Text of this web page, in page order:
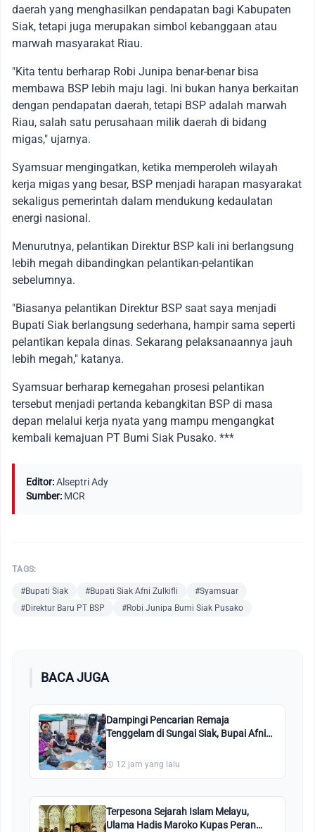
daerah yang menghasilkan pendapatan bagi Kabupaten
Siak, tetapi juga merupakan simbol kebanggaan atau
marwah masyarakat Riau.
"Kita tentu berharap Robi Junipa benar-benar bisa
membawa BSP lebih maju lagi. Ini bukan hanya berkaitan
dengan pendapatan daerah, tetapi BSP adalah marwah
Riau, salah satu perusahaan milik daerah di bidang
migas," ujarnya.
Syamsuar mengingatkan, ketika memperoleh wilayah
kerja migas yang besar, BSP menjadi harapan masyarakat
sekaligus pemerintah dalam mendukung kedaulatan
energi nasional.
Menurutnya, pelantikan Direktur BSP kali ini berlangsung
lebih megah dibandingkan pelantikan-pelantikan
sebelumnya.
"Biasanya pelantikan Direktur BSP saat saya menjadi
Bupati Siak berlangsung sederhana, hampir sama seperti
pelantikan kepala dinas. Sekarang pelaksanaannya jauh
lebih megah," katanya.
Syamsuar berharap kemegahan prosesi pelantikan
tersebut menjadi pertanda kebangkitan BSP di masa
depan melalui kerja nyata yang mampu mengangkat
kembali kemajuan PT Bumi Siak Pusako. ***
Editor:Alseptri Ady
Sumber: MCR
TAGS:
#Bupati Siak #Bupati Siak Afni Zulkifli
#Syamsuar
#Direktur Baru PT BSP
#Robi Junipa Bumi Siak Pusako
BACA JUGA
Dampingi Pencarian Remaja
Tenggelam di Sungai Siak, Bupai Afni
12 jam yang lalu
Terpesona Sejarah Islam Melayu,
Ulama Hadis Maroko Kupas Peran